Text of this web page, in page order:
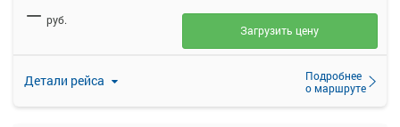
Детали рейса
Подробнее
о маршруте
— руб.
Загрузить цену